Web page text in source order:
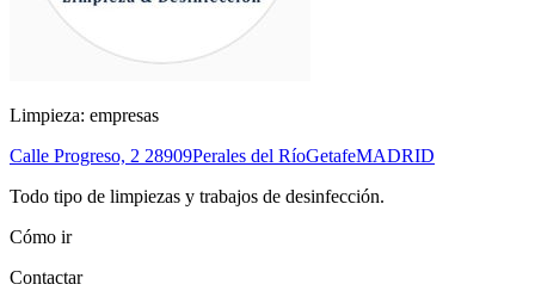
Limpieza: empresas
Calle Progreso, 2 28909Perales del RíoGetafeMADRID
Todo tipo de limpiezas y trabajos de desinfección.
Cómo ir
Contactar